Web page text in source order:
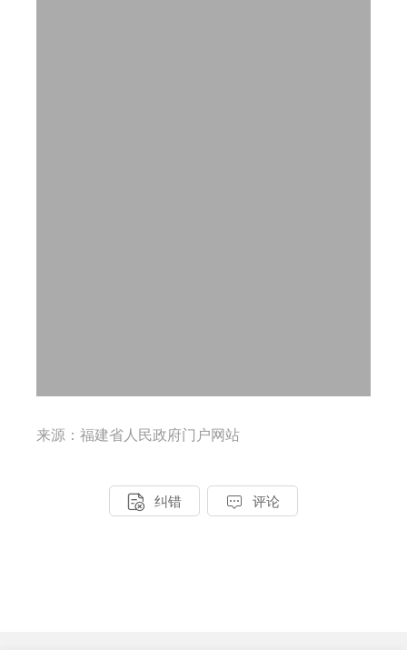
来源：福建省人民政府门户网站
 纠错  评论